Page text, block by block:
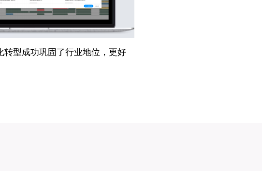
型成功巩固了行业地位，更好